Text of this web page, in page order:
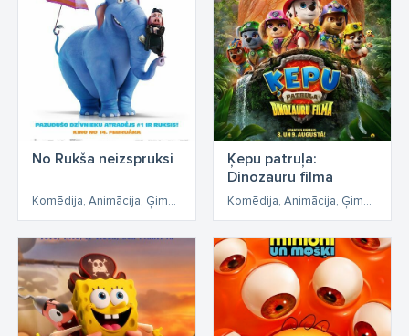
No Rukša neizspruksi
Komēdija, Animācija, Ģimenes, Piedzīvojumi
Ķepu patruļa:
Dinozauru filma
Komēdija, Animācija, Ģimenes, Piedzīvojumi